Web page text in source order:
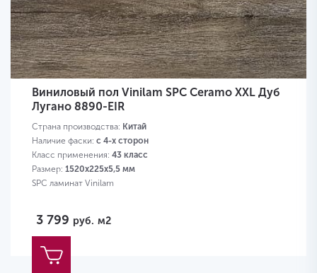
Виниловый пол Vinilam SPC Ceramo XXL Дуб
Лугано 8890-EIR
Страна производства: Китай
Наличие фаски: с 4-х сторон
Класс применения: 43 класс
Размер: 1520х225х5,5 мм
SPC ламинат Vinilam
3 799 руб. м2